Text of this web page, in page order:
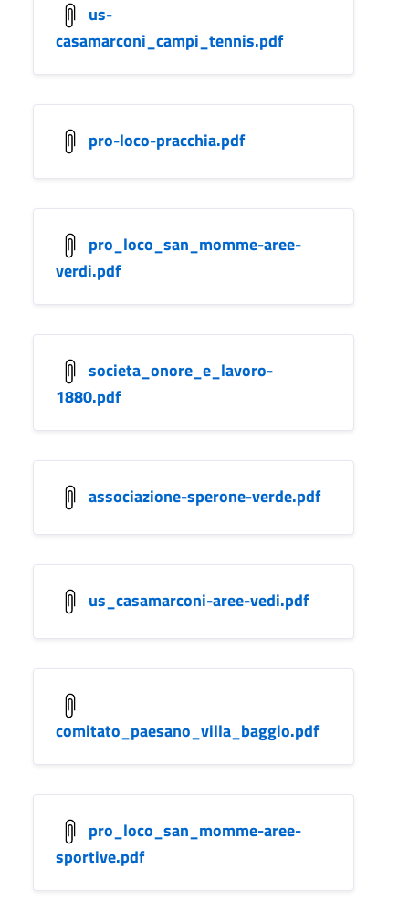
us-
casamarconi_campi_tennis.pdf
pro-loco-pracchia.pdf
pro_loco_san_momme-aree-
verdi.pdf
societa_onore_e_lavoro-
1880.pdf
associazione-sperone-verde.pdf
us_casamarconi-aree-vedi.pdf
comitato_paesano_villa_baggio.pdf
pro_loco_san_momme-aree-
sportive.pdf